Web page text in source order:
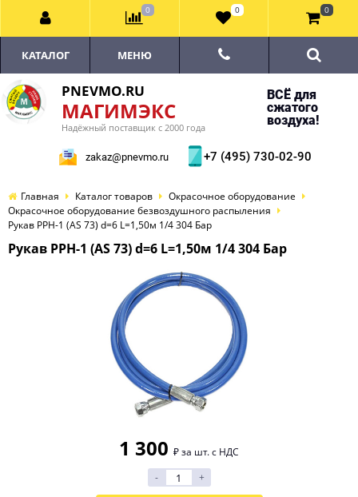
PNEVMO.RU
МАГИМЭКС
Надёжный поставщик с 2000 года
ВСЁ для
сжатого
воздуха!
zakaz@pnevmo.ru +7 (495) 730-02-90
КАТАЛОГ МЕНЮ
Главная Каталог товаров
Окрасочное оборудование
Окрасочное оборудование безвоздушного распыления
Рукав PPH-1 (AS 73) d=6 L=1,50м 1/4 304 Бар
Рукав PPH-1 (AS 73) d=6 L=1,50м 1/4 304 Бар
1 300 ₽ за шт. с НДС
-
+
0 0 0